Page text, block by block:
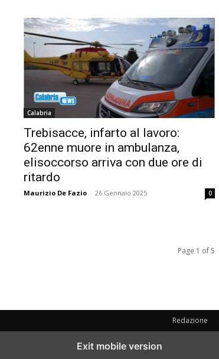
Calabria
Trebisacce, infarto al lavoro:
62enne muore in ambulanza,
elisoccorso arriva con due ore di
ritardo
Maurizio De Fazio - 26 Gennaio 2025 0
Page 1 of 5
Redazione
Exit mobile version